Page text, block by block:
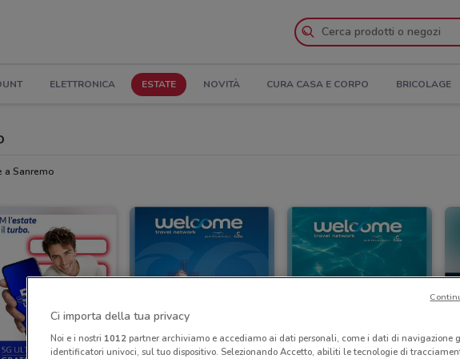
ELETTRONICA ESTATE NOVITÀ CURA CASA E CORPO BRICOLAGE
a Sanremo
Ci importa della tua privacy
Noi e i nostri 1012partner archiviamo e accediamo ai dati personali, come i dati di navigazione
identificatori univoci, sul tuo dispositivo. Selezionando Accetto, abiliti le tecnologie di